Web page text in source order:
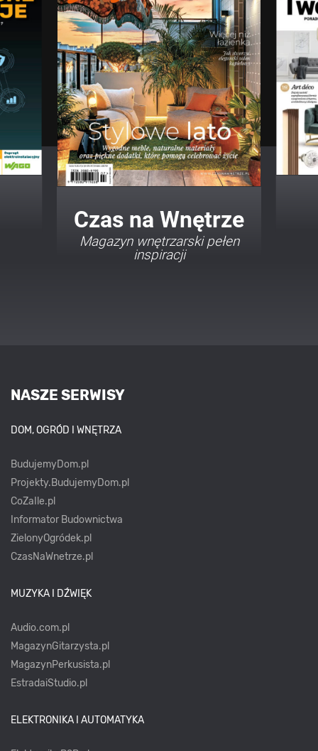
Twój Dom Twój Styl
Porady i inspiracje w
najmodniejszych stylach
NASZE SERWISY
DOM, OGRÓD I WNĘTRZA
BudujemyDom.pl
Projekty.BudujemyDom.pl
CoZaIle.pl
Informator Budownictwa
ZielonyOgródek.pl
CzasNaWnetrze.pl
MUZYKA I DŹWIĘK
Audio.com.pl
MagazynGitarzysta.pl
MagazynPerkusista.pl
EstradaiStudio.pl
ELEKTRONIKA I AUTOMATYKA